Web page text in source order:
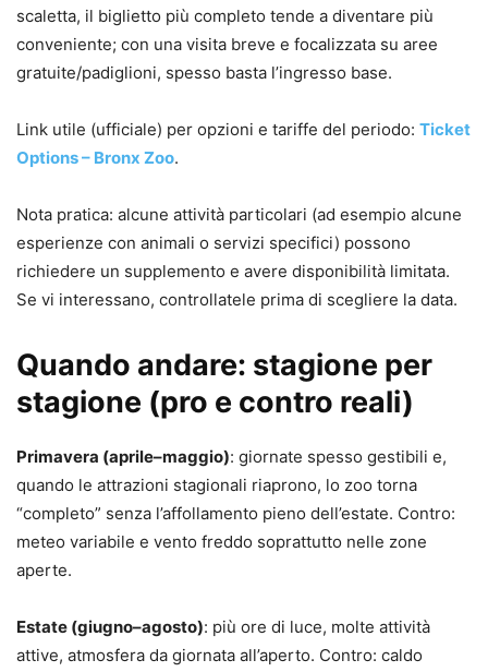
scaletta, il biglietto più completo tende a diventare più
conveniente; con una visita breve e focalizzata su aree
gratuite/padiglioni, spesso basta l’ingresso base.
Link utile (ufficiale) per opzioni e tariffe del periodo: Ticket
Options – Bronx Zoo.
Nota pratica: alcune attività particolari (ad esempio alcune
esperienze con animali o servizi specifici) possono
richiedere un supplemento e avere disponibilità limitata.
Se vi interessano, controllatele prima di scegliere la data.
Quando andare: stagione per
stagione (pro e contro reali)
Primavera (aprile–maggio): giornate spesso gestibili e,
quando le attrazioni stagionali riaprono, lo zoo torna
“completo” senza l’affollamento pieno dell’estate. Contro:
meteo variabile e vento freddo soprattutto nelle zone
aperte.
Estate (giugno–agosto): più ore di luce, molte attività
attive, atmosfera da giornata all’aperto. Contro: caldo